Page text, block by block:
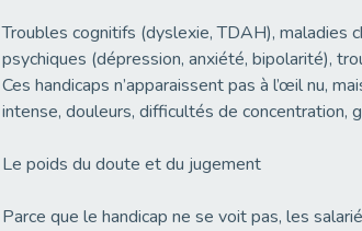
Troubles cognitifs (dyslexie, TDAH), maladies
psychiques (dépression, anxiété, bipolarité),
Ces handicaps n’apparaissent pas à l’œil nu,
intense, douleurs, difficultés de concentration,
Le poids du doute et du jugement
Parce que le handicap ne se voit pas, les